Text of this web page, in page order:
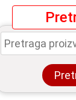
Pretraga
za: